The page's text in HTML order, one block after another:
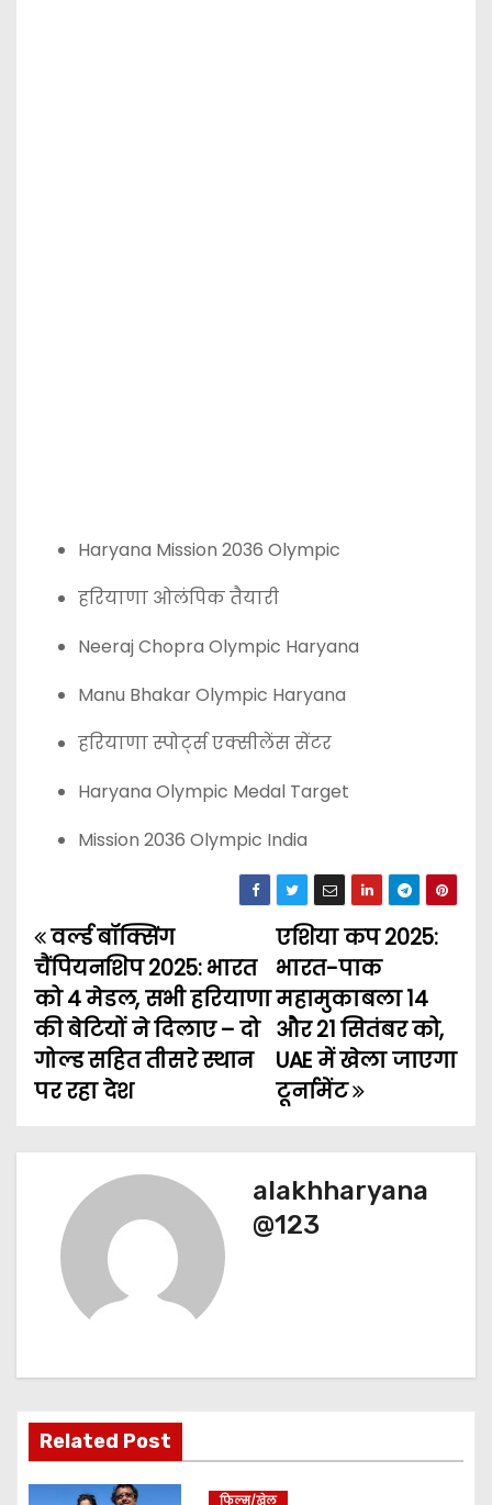
Haryana Mission 2036 Olympic
हरियाणा ओलंपिक तैयारी
Neeraj Chopra Olympic Haryana
Manu Bhakar Olympic Haryana
हरियाणा स्पोर्ट्स एक्सीलेंस सेंटर
Haryana Olympic Medal Target
Mission 2036 Olympic India
P
o
s
t
i
एशिया कप 2025:
भारत-पाक
महामुकाबला 14
और 21 सितंबर को,
UAE में खेला जाएगा
टूर्नामेंट
वर्ल्ड बॉक्सिंग
चैंपियनशिप 2025: भारत
को 4 मेडल, सभी हरियाणा
की बेटियों ने दिलाए – दो
गोल्ड सहित तीसरे स्थान
पर रहा देश
alakhharyana
@123
Related Post
फिल्म/खेल